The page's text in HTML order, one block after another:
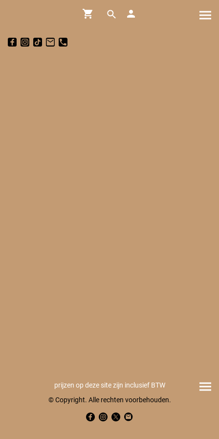
prijzen op deze site zijn inclusief BTW
© Copyright. Alle rechten voorbehouden.